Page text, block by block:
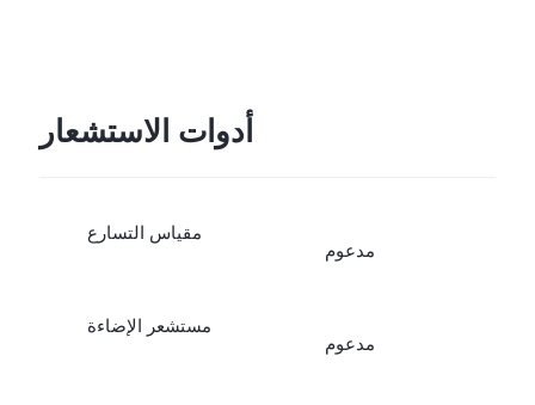
أدوات الاستشعار
مقياس التسارع
مدعوم
مستشعر الإضاءة
مدعوم